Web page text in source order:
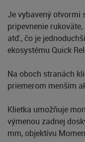
Je vybavený otvormi
pripevnenie
atď., čo je
ekosystému Quick
Na oboch stranách
priemerom menším
Klietka umožňuje
výmenou zadnej
mm, objektívu